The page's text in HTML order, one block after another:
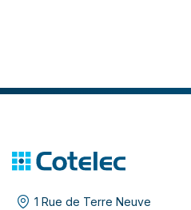
1 Rue de Terre Neuve